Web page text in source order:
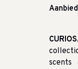
scents